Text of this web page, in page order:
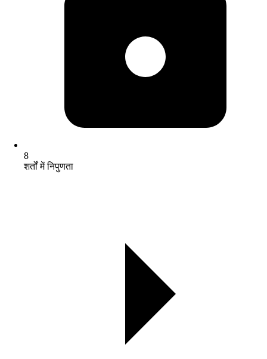
8
शर्तों में निपुणता